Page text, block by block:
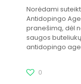
Norėdami
Antidopingo
pranešimą, dėl
saugos buteliukų,
antidopingo
0